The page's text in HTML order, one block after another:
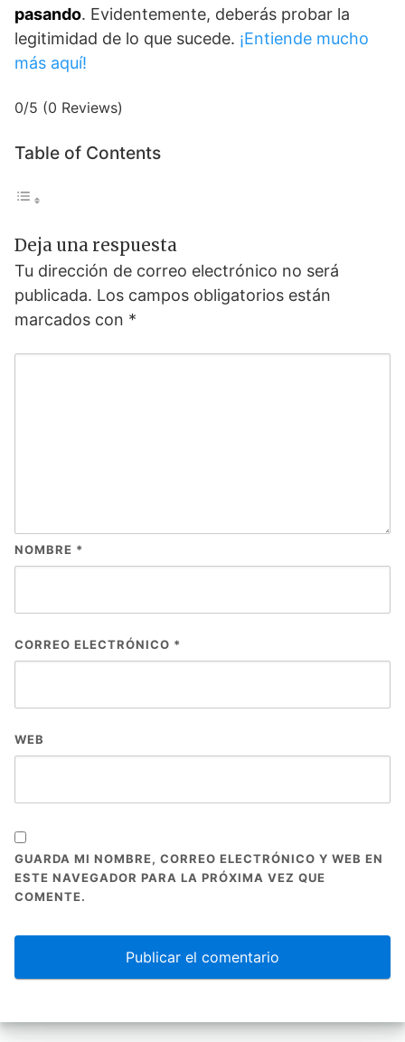
pasando. Evidentemente, deberás probar la
legitimidad de lo que sucede. ¡Entiende mucho
más aquí!
0/5 (0 Reviews)
Table of Contents
Deja una respuesta
Tu dirección de correo electrónico no será
publicada. Los campos obligatorios están
marcados con *
NOMBRE *
CORREO ELECTRÓNICO *
WEB
GUARDA MI NOMBRE, CORREO ELECTRÓNICO Y WEB EN
ESTE NAVEGADOR PARA LA PRÓXIMA VEZ QUE
COMENTE.